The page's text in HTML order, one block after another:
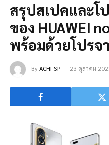
สรุปสเปคและโ
ของ HUAWEI
พร้อมด้วยโปรจ
ByACHI-SP 23 ตุลาคม